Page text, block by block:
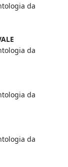
da
da
da
da